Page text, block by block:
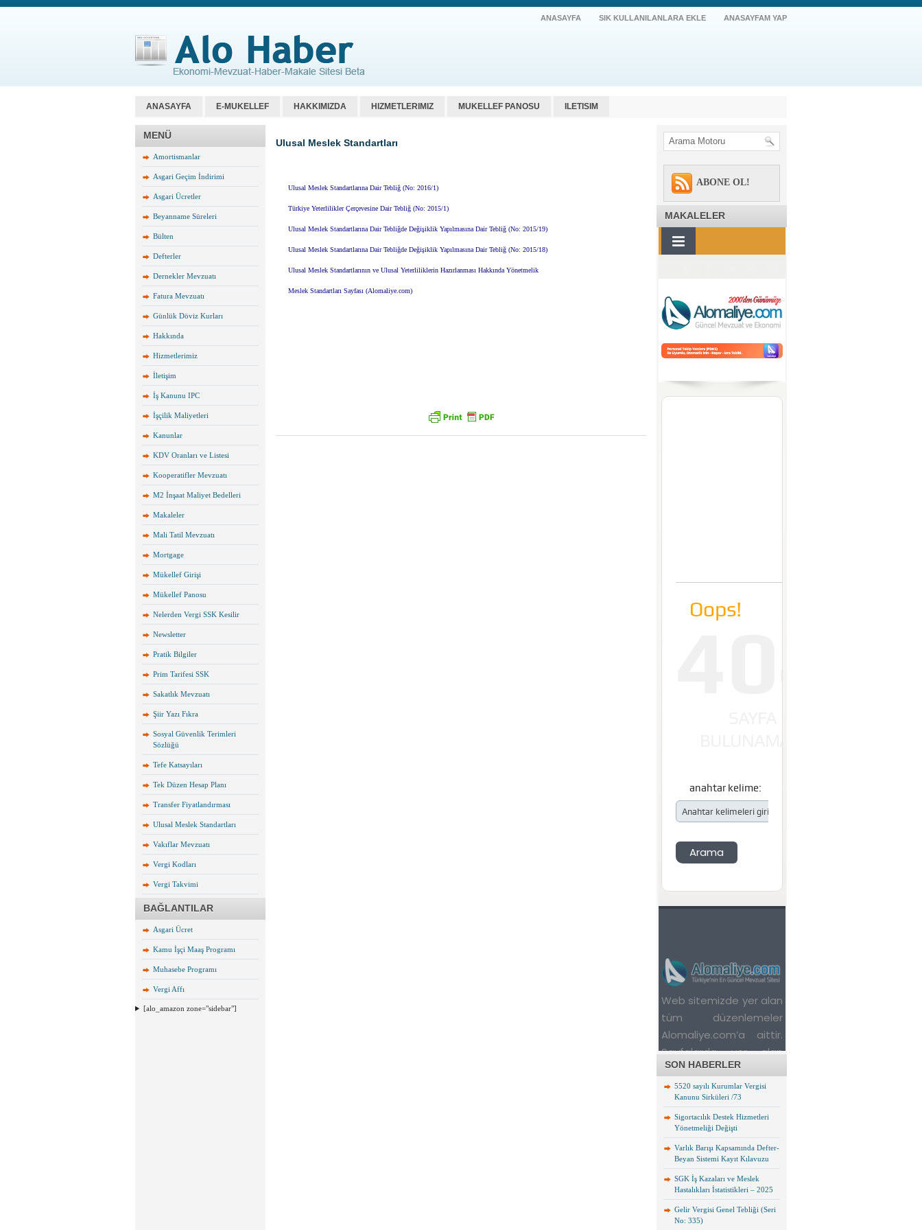
ANASAYFA SIK KULLANILANLARA EKLE ANASAYFAM YAP
ANASAYFA E-MUKELLEF HAKKIMIZDA HIZMETLERIMIZ MUKELLEF PANOSU ILETISIM
MENÜ
Amortismanlar
Asgari Geçim İndirimi
Asgari Ücretler
Beyanname Süreleri
Bülten
Defterler
Dernekler Mevzuatı
Fatura Mevzuatı
Günlük Döviz Kurları
Hakkında
Hizmetlerimiz
İletişim
İş Kanunu IPC
İşçilik Maliyetleri
Kanunlar
KDV Oranları ve Listesi
Kooperatifler Mevzuatı
M2 İnşaat Maliyet Bedelleri
Makaleler
Mali Tatil Mevzuatı
Mortgage
Mükellef Girişi
Mükellef Panosu
Nelerden Vergi SSK Kesilir
Newsletter
Pratik Bilgiler
Prim Tarifesi SSK
Sakatlık Mevzuatı
Şiir Yazı Fıkra
Sosyal Güvenlik Terimleri
Sözlüğü
Tefe Katsayıları
Tek Düzen Hesap Planı
Transfer Fiyatlandırması
Ulusal Meslek Standartları
Vakıflar Mevzuatı
Vergi Kodları
Vergi Takvimi
BAĞLANTILAR
Asgari Ücret
Kamu İşçi Maaş Programı
Muhasebe Programı
Vergi Affı
[alo_amazon zone="sidebar"]
Ulusal Meslek Standartları
ABONE OL!
MAKALELER
SON HABERLER
5520 sayılı Kurumlar Vergisi
Kanunu Sirküleri /73
Sigortacılık Destek Hizmetleri
Yönetmeliği Değişti
Varlık Barışı Kapsamında Defter-
Beyan Sistemi Kayıt Kılavuzu
SGK İş Kazaları ve Meslek
Hastalıkları İstatistikleri – 2025
Gelir Vergisi Genel Tebliği (Seri
No: 335)